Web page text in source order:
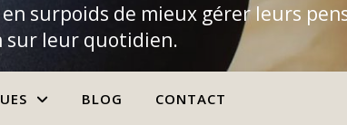
surpoids de mieux gérer leurs
sur leur quotidien.
BLOG CONTACT